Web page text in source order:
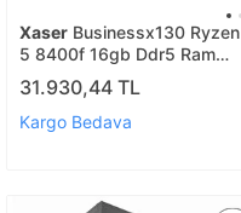
Xaser Businessx130 Ryzen
5 8400f 16gb Ddr5 Ram
256gb Ssd Gt610 Ekran
Kartı 23,8" Monitör Ofis
Bilgisayarı
31.930,44 TL
Kargo Bedava